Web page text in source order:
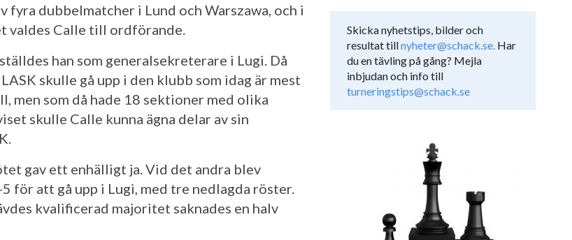
fyra dubbelmatcher i Lund och Warszawa, och i
valdes Calle till ordförande.
han som generalsekreterare i Lugi. Då
skulle gå upp i den klubb som idag är mest
men som då hade 18 sektioner med olika
skulle Calle kunna ägna delar av sin
gav ett enhälligt ja. Vid det andra blev
för att gå upp i Lugi, med tre nedlagda röster.
kvalificerad majoritet saknades en halv
Skicka nyhetstips, bilder och
resultat tillnyheter@schack.se. Har
du en tävling på gång? Mejla
inbjudan och info till
turneringstips@schack.se